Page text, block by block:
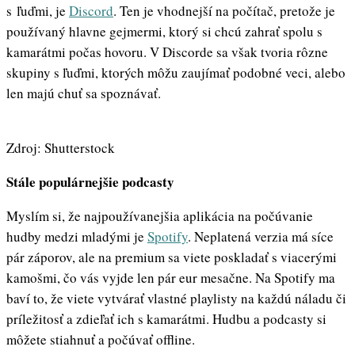
s ľuďmi, je Discord. Ten je vhodnejší na počítač, pretože je
používaný hlavne gejmermi, ktorý si chcú zahrať spolu s
kamarátmi počas hovoru. V Discorde sa však tvoria rôzne
skupiny s ľuďmi, ktorých môžu zaujímať podobné veci, alebo
len majú chuť sa spoznávať.
Zdroj: Shutterstock
Stále populárnejšie podcasty
Myslím si, že najpoužívanejšia aplikácia na počúvanie
hudby medzi mladými je Spotify. Neplatená verzia má síce
pár záporov, ale na premium sa viete poskladať s viacerými
kamošmi, čo vás vyjde len pár eur mesačne. Na Spotify ma
baví to, že viete vytvárať vlastné playlisty na každú náladu či
príležitosť a zdieľať ich s kamarátmi. Hudbu a podcasty si
môžete stiahnuť a počúvať offline.